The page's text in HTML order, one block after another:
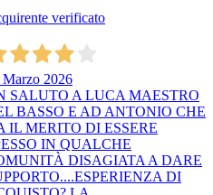
verificato
Marzo 2026
SALUTO A LUCA MAESTRO
BASSO E AD ANTONIO CHE
IL MERITO DI ESSERE
IN QUALCHE
DISAGIATA A DARE
DI